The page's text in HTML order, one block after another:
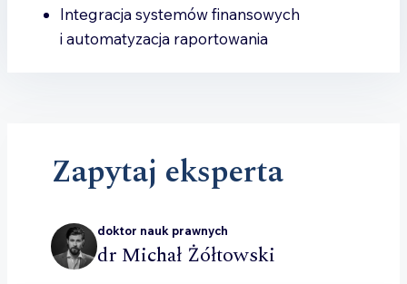
Integracja systemów finansowych
i automatyzacja raportowania
Zapytaj eksperta
doktor nauk prawnych
dr Michał Żółtowski